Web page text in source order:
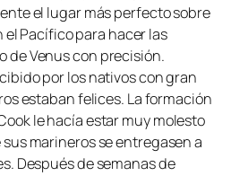
el lugar más perfecto sobre
el Pacífico para hacer las
de Venus con precisión.
por los nativos con gran
estaban felices. La formación
le hacía estar muy molesto
marineros se entregasen a
Después de semanas de